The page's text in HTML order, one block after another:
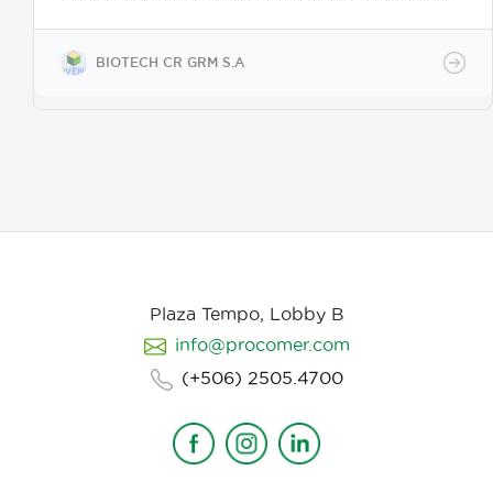
contacto, se adhiere a las masas de huevos, forma
apresorios con hifas que ingresan a través de los
poros de la vitelina, posteriormente prolifera en los
BIOTECH CR GRM S.A
Plaza Tempo, Lobby B
info@procomer.com
(+506) 2505.4700